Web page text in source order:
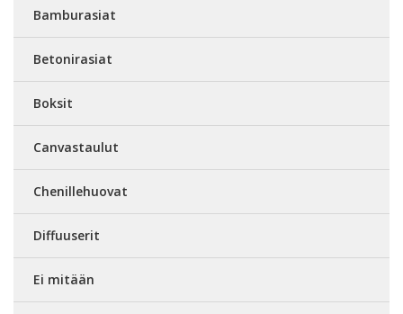
Bamburasiat
Betonirasiat
Boksit
Canvastaulut
Chenillehuovat
Diffuuserit
Ei mitään